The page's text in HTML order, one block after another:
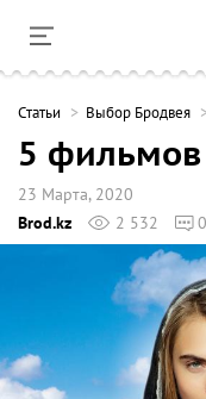
Cтатьи Выбор Бродвея
5 фильмов
23 Марта, 2020
Brod.kz
2 532 0